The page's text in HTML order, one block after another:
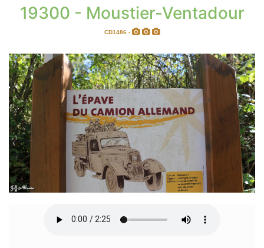
19300 - Moustier-Ventadour
CD1486 -